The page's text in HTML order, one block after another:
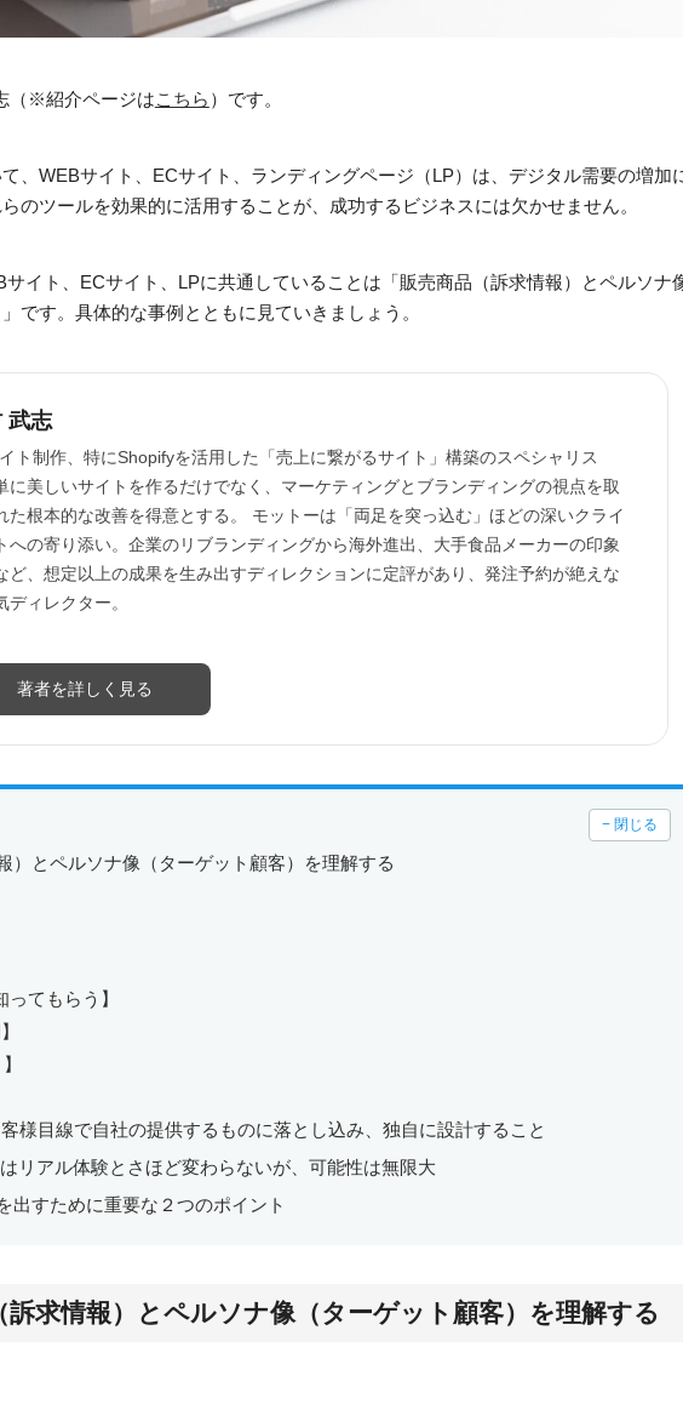
（※紹介ページはこちら ）です。
、WEBサイト、ECサイト、ランディングページ（LP）は、デジタル需要の増加
のツールを効果的に活用することが、成功するビジネスには欠かせません。
イト、ECサイト、LPに共通していることは「販売商品（訴求情報）とペルソナ
です。具体的な事例とともに見ていきましょう。
武志
ト制作、特にShopifyを活用した「売上に繋がるサイト」構築のスペシャリス
に美しいサイトを作るだけでなく、マーケティングとブランディングの視点を取
た根本的な改善を得意とする。 モットーは「両足を突っ込む」ほどの深いクライ
への寄り添い。企業のリブランディングから海外進出、大手食品メーカーの印象
ど、想定以上の成果を生み出すディレクションに定評があり、発注予約が絶えな
ディレクター。
著者を詳しく見る
− 閉じる
）とペルソナ像（ターゲット顧客）を理解する
てもらう】
様目線で自社の提供するものに落とし込み、独自に設計すること
リアル体験とさほど変わらないが、可能性は無限大
出すために重要な２つのポイント
求情報）とペルソナ像（ターゲット顧客）を理解する